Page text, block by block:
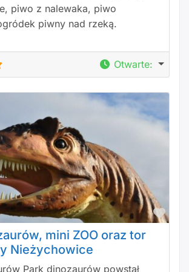
piwo z nalewaka, piwo
piwny nad rzeką.
Otwarte:
mini ZOO oraz tor
Nieżychowice
Park dinozaurów powstał